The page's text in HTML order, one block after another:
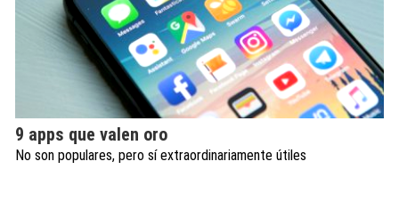
9 apps que valen oro
No son populares, pero sí extraordinariamente útiles